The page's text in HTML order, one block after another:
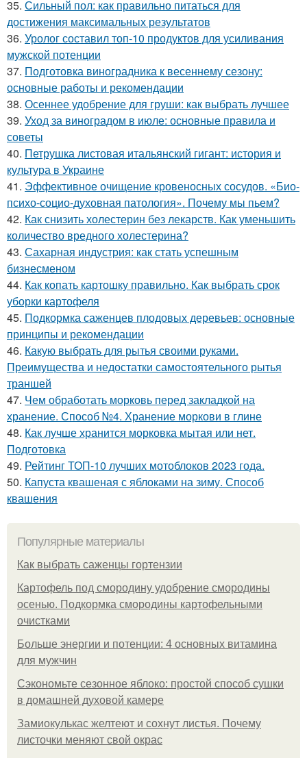
35. Сильный пол: как правильно питаться для
достижения максимальных результатов
36. Уролог составил топ-10 продуктов для усиливания
мужской потенции
37. Подготовка виноградника к весеннему сезону:
основные работы и рекомендации
38. Осеннее удобрение для груши: как выбрать лучшее
39. Уход за виноградом в июле: основные правила и
советы
40. Петрушка листовая итальянский гигант: история и
культура в Украине
41. Эффективное очищение кровеносных сосудов. «Био-
психо-социо-духовная патология». Почему мы пьем?
42. Как снизить холестерин без лекарств. Как уменьшить
количество вредного холестерина?
43. Сахарная индустрия: как стать успешным
бизнесменом
44. Как копать картошку правильно. Как выбрать срок
уборки картофеля
45. Подкормка саженцев плодовых деревьев: основные
принципы и рекомендации
46. Какую выбрать для рытья своими руками.
Преимущества и недостатки самостоятельного рытья
траншей
47. Чем обработать морковь перед закладкой на
хранение. Способ №4. Хранение моркови в глине
48. Как лучше хранится морковка мытая или нет.
Подготовка
49. Рейтинг ТОП-10 лучших мотоблоков 2023 года.
50. Капуста квашеная с яблоками на зиму. Способ
квашения
Популярные материалы
Как выбрать саженцы гортензии
Картофель под смородину удобрение смородины
осенью. Подкормка смородины картофельными
очистками
Больше энергии и потенции: 4 основных витамина
для мужчин
Сэкономьте сезонное яблоко: простой способ сушки
в домашней духовой камере
Замиокулькас желтеют и сохнут листья. Почему
листочки меняют свой окрас